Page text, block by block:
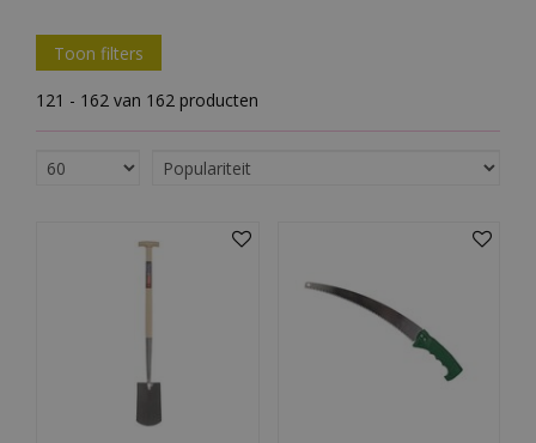
Toon filters
121 - 162 van 162 producten